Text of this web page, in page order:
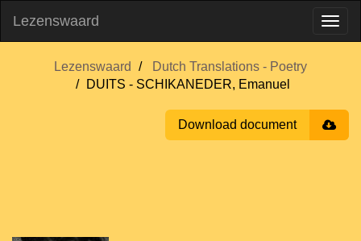
Lezenswaard
Lezenswaard
Dutch Translations - Poetry
DUITS - SCHIKANEDER, Emanuel
Download document